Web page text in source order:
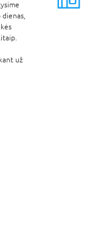
dienas,
už